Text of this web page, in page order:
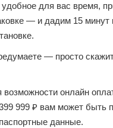
для вас время,
— и дадим 15 минут
— просто
возможности онлайн
999 ₽ вам может быть
данные.